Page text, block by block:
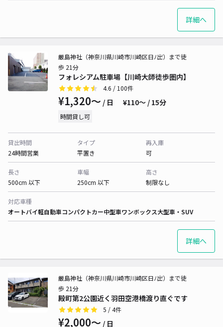
詳細へ
フォレシアム駐車場【川崎大師徒歩圏内】
厳島神社（神奈川県川崎市川崎区日ﾉ出）まで徒
歩 21分
4.6 / 100件
¥1,320〜 / 日 ¥110〜 / 15分
時間貸し可
貸出時間
24時間営業
タイプ
平置き
再入庫
可
長さ
500cm 以下
車幅
250cm 以下
高さ
制限なし
対応車種
オートバイ軽自動車コンパクトカー中型車ワンボックス大型車・SUV
詳細へ
殿町第2公園近く羽田空港橋渡り直ぐです
厳島神社（神奈川県川崎市川崎区日ﾉ出）まで徒
歩 21分
5 / 4件
¥2,000〜 / 日